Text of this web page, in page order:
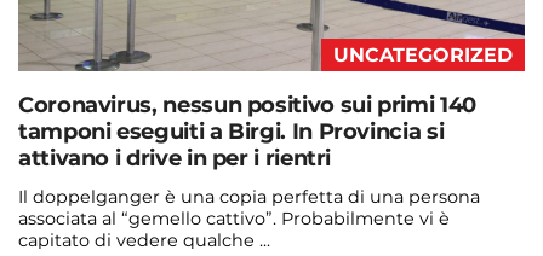
UNCATEGORIZED
Coronavirus, nessun positivo sui primi 140
tamponi eseguiti a Birgi. In Provincia si
attivano i drive in per i rientri
Il doppelganger è una copia perfetta di una persona
associata al “gemello cattivo”. Probabilmente vi è
capitato di vedere qualche ...